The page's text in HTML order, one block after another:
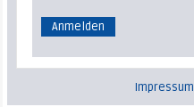
Impressum